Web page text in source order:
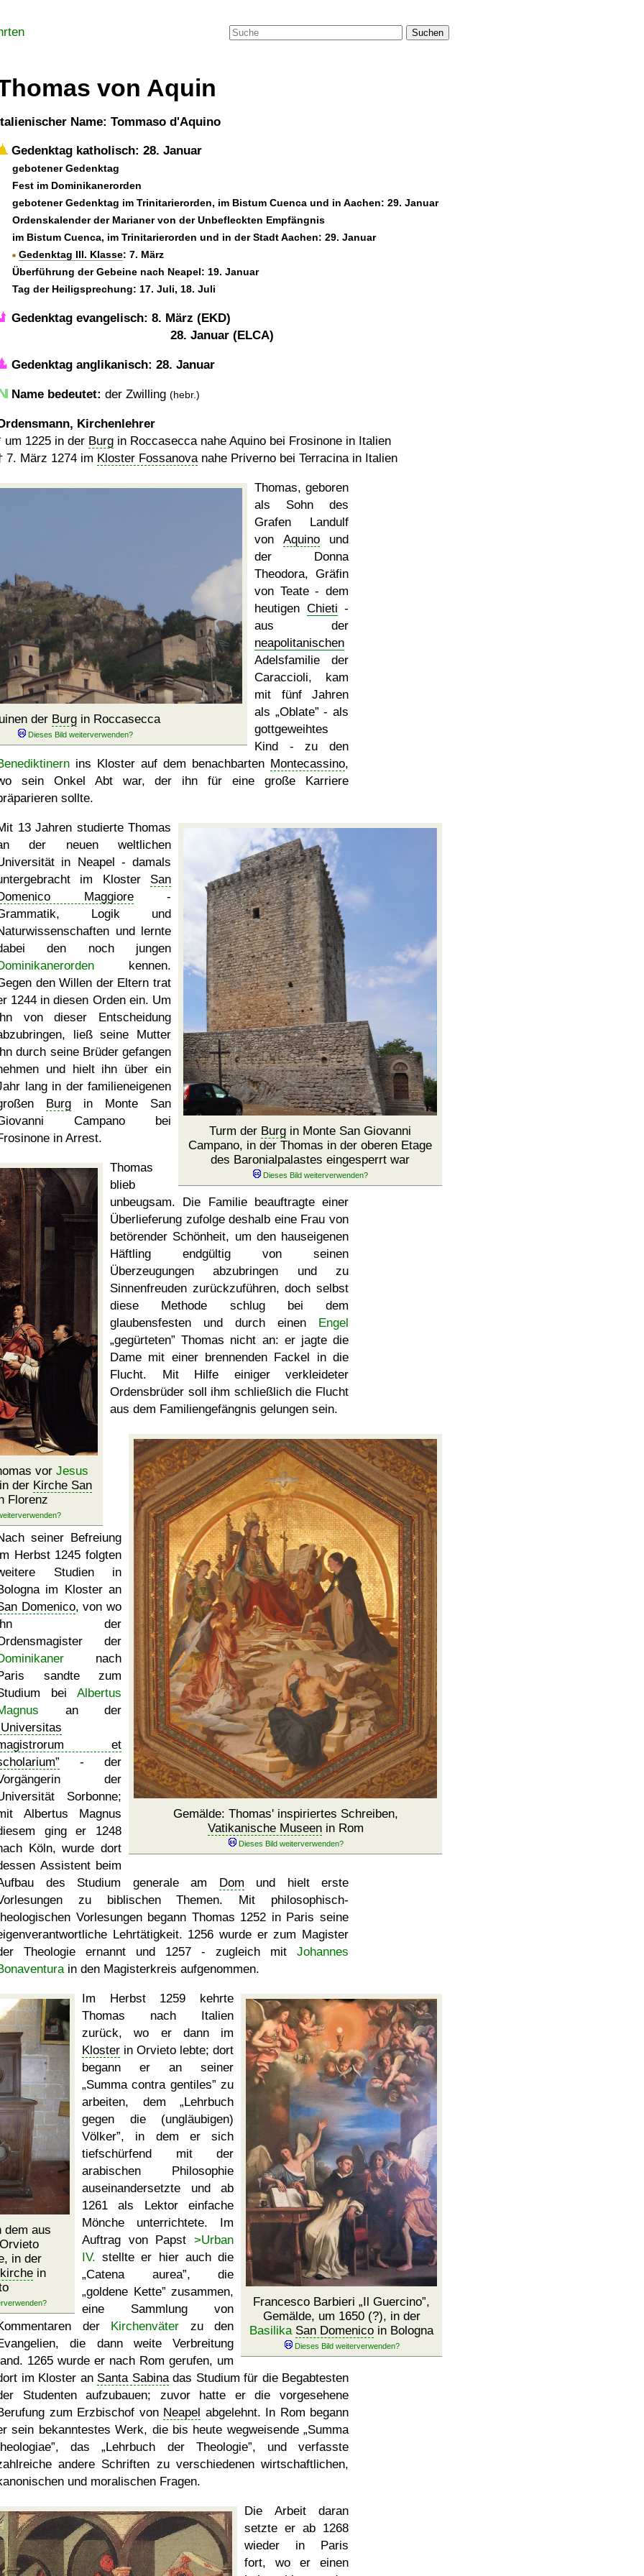
Suchen
von Aquin
Name: Tommaso d'Aquino
Gedenktag katholisch: 28. Januar
gebotener Gedenktag
Fest im Dominikanerorden
gebotener Gedenktag im Trinitarierorden, im Bistum Cuenca und in Aachen: 29. Januar
Ordenskalender der Marianer von der Unbefleckten Empfängnis
im Bistum Cuenca, im Trinitarierorden und in der Stadt Aachen: 29. Januar
Gedenktag III. Klasse: 7. März
Überführung der Gebeine nach Neapel: 19. Januar
Tag der Heiligsprechung: 17. Juli, 18. Juli
Gedenktag evangelisch: 8. März (EKD)
28. Januar (ELCA)
Gedenktag anglikanisch: 28. Januar
Name bedeutet: der Zwilling (hebr.)
Kirchenlehrer
um 1225 in der Burg in Roccasecca nahe Aquino bei Frosinone in Italien
7. März 1274 im Kloster Fossanovanahe Priverno bei Terracina in Italien
der Burg in Roccasecca
Thomas, geboren
als Sohn des
Grafen Landulf
von Aquinound
der Donna
Theodora, Gräfin
von Teate - dem
heutigen Chieti -
aus der
neapolitanischen
Adelsfamilie der
Caraccioli, kam
mit fünf Jahren
als
Oblate
- als
gottgeweihtes
Kind - zu den
ins Kloster auf dem benachbarten Montecassino,
sein Onkel Abt war, der ihn für eine große Karriere
sollte.
Turm der Burg in Monte San Giovanni
Campano, in der Thomas in der oberen Etage
des Baronialpalastes eingesperrt war
13 Jahren studierte Thomas
der neuen weltlichen
in Neapel - damals
im Kloster San
Maggiore-
Logik und
und lernte
den noch jungen
kennen.
den Willen der Eltern trat
1244 in diesen Orden ein. Um
von dieser Entscheidung
ließ seine Mutter
durch seine Brüder gefangen
und hielt ihn über ein
lang in der familieneigenen
Burg in Monte San
Campano bei
in Arrest.
vor Jesus
der Kirche San
Florenz
Thomas
blieb
unbeugsam. Die Familie beauftragte einer
Überlieferung zufolge deshalb eine Frau von
betörender Schönheit, um den hauseigenen
Häftling endgültig von seinen
Überzeugungen abzubringen und zu
Sinnenfreuden zurückzuführen, doch selbst
diese Methode schlug bei dem
glaubensfesten und durch einen Engel
gegürteten
Thomas nicht an: er jagte die
Dame mit einer brennenden Fackel in die
Flucht. Mit Hilfe einiger verkleideter
Ordensbrüder soll ihm schließlich die Flucht
aus dem Familiengefängnis gelungen sein.
Gemälde: Thomas' inspiriertes Schreiben,
Vatikanische Museenin Rom
seiner Befreiung
Herbst 1245 folgten
Studien in
im Kloster an
Domenico, von wo
der
der
nach
sandte zum
bei Albertus
an der
Universitas
et
- der
der
Sorbonne;
Albertus Magnus
ging er 1248
Köln, wurde dort
Assistent beim
des Studium generale am Dom und hielt erste
zu biblischen Themen. Mit philosophisch-
Vorlesungen begann Thomas 1252 in Paris seine
Lehrtätigkeit. 1256 wurde er zum Magister
Theologie ernannt und 1257 - zugleich mit Johannes
in den Magisterkreis aufgenommen.
dem aus
in der
in
Francesco Barbieri
Il Guercino ,
Gemälde, um 1650 (?), in der
Basilika San Domenico in Bologna
Im Herbst 1259 kehrte
Thomas nach Italien
zurück, wo er dann im
Kloster in Orvieto lebte; dort
begann er an seiner
Summa contra gentiles
zu
arbeiten, dem
Lehrbuch
gegen die (ungläubigen)
Völker , in dem er sich
tiefschürfend mit der
arabischen Philosophie
auseinandersetzte und ab
1261 als Lektor einfache
Mönche unterrichtete. Im
Auftrag von Papst >Urban
IV. stellte er hier auch die
Catena aurea , die
goldene Kette
zusammen,
eine Sammlung von
der Kirchenväter zu den
die dann weite Verbreitung
1265 wurde er nach Rom gerufen, um
im Kloster an Santa Sabinadas Studium für die Begabtesten
Studenten aufzubauen; zuvor hatte er die vorgesehene
zum Erzbischof von Neapel abgelehnt. In Rom begann
sein bekanntestes Werk, die bis heute wegweisende
Summa
, das Lehrbuch der Theologie , und verfasste
andere Schriften zu verschiedenen wirtschaftlichen,
und moralischen Fragen.
Die Arbeit daran
setzte er ab 1268
wieder in Paris
fort, wo er einen